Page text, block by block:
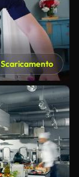
Scaricamento